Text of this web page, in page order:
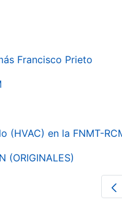
Francisco Prieto
(HVAC) en la FNMT-